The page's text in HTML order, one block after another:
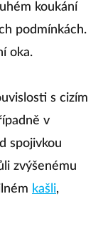
koukání
podmínkách.
oka.
s cizím
v
spojivkou
zvýšenému
kašli,